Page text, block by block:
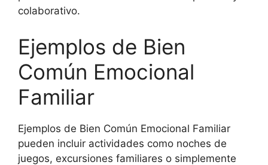
colaborativo.
Ejemplos de Bien
Común Emocional
Familiar
Ejemplos de Bien Común Emocional Familiar
pueden incluir actividades como noches de
juegos, excursiones familiares o simplemente